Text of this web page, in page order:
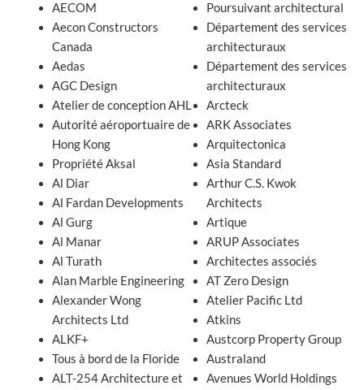
AECOM
Aecon Constructors
Canada
Aedas
AGC Design
Atelier de conception AHL
Autorité aéroportuaire de
Hong Kong
Propriété Aksal
Al Diar
Al Fardan Developments
Al Gurg
Al Manar
Al Turath
Alan Marble Engineering
Alexander Wong
Architects Ltd
ALKF+
Tous à bord de la Floride
ALT-254 Architecture et
Poursuivant architectural
Département des services
architecturaux
Département des services
architecturaux
Arcteck
ARK Associates
Arquitectonica
Asia Standard
Arthur C.S. Kwok
Architects
Artique
ARUP Associates
Architectes associés
AT Zero Design
Atelier Pacific Ltd
Atkins
Austcorp Property Group
Australand
Avenues World Holdings